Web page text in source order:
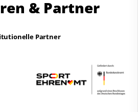
& Partner
Partner